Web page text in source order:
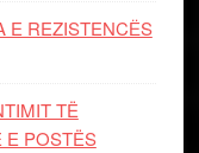
E REZISTENCЁS
TË
E POSTËS